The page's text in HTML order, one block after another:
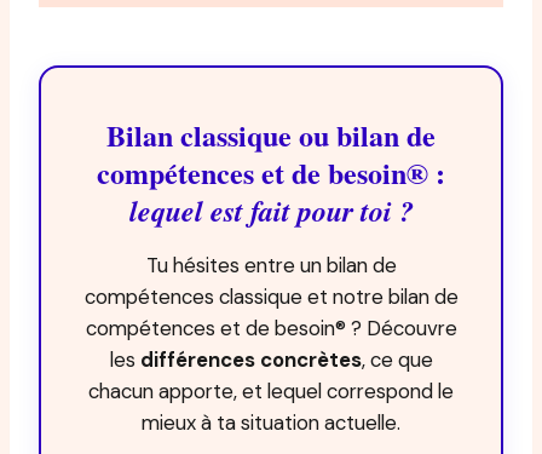
Bilan classique ou bilan de
compétences et de besoin® :
lequel est fait pour toi ?
Tu hésites entre un bilan de
compétences classique et notre bilan de
compétences et de besoin® ? Découvre
les différences concrètes, ce que
chacun apporte, et lequel correspond le
mieux à ta situation actuelle.